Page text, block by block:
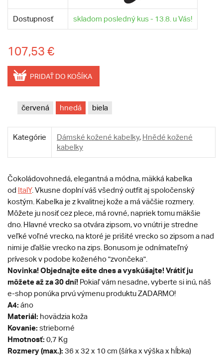
Dostupnosť skladom posledný kus - 13.8. u Vás!
107,53 €
PRIDAŤ DO KOŠÍKA
červená hnedá biela
Kategórie Dámské kožené kabelky, Hnědé kožené
kabelky
Čokoládovohnedá, elegantná a módna, mäkká kabelka
od ItalY. Vkusne doplní váš všedný outfit aj spoločenský
kostým. Kabelka je z kvalitnej kože a má väčšie rozmery.
Môžete ju nosiť cez plece, má rovné, napriek tomu mäkšie
dno. Hlavné vrecko sa otvára zipsom, vo vnútri je stredne
veľké voľné vrecko, na ktoré je prišité vrecko so zipsom a nad
nimi je ďalšie vrecko na zips. Bonusom je odnímateľný
prívesok v podobe koženého "zvončeka".
Novinka!Objednajte ešte dnes a vyskúšajte! Vrátiť ju
môžete až za 30 dní! Pokiaľ vám nesadne, vyberte si inú, náš
e-shop ponúka prvú výmenu produktu ZADARMO!
A4: áno
Materiál: hovädzia koža
Kovanie: strieborné
Hmotnosť: 0,7 Kg
Rozmery (max.): 36 x 32 x 10 cm (šírka x výška x hĺbka)